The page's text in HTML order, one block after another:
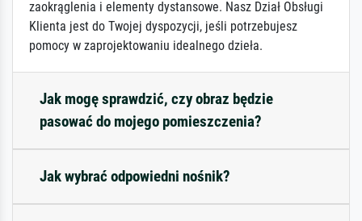
zaokrąglenia i elementy dystansowe. Nasz Dział Obsługi
Klienta jest do Twojej dyspozycji, jeśli potrzebujesz
pomocy w zaprojektowaniu idealnego dzieła.
Jak mogę sprawdzić, czy obraz będzie
pasować do mojego pomieszczenia?
Jak wybrać odpowiedni nośnik?